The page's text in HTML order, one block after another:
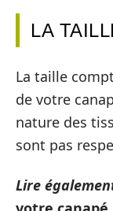
LA
La taille
de votre
nature des
sont pas
Lire